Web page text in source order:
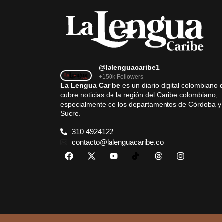
@lalenguacaribe1
+150k Followers
La Lengua Caribe es un diario digital colombiano
cubre noticias de la región del Caribe colombiano,
especialmente de los departamentos de Córdoba y
Sucre.
310 4924122
contacto@lalenguacaribe.co